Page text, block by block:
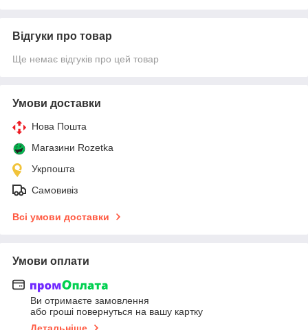
Відгуки про товар
Ще немає відгуків про цей товар
Умови доставки
Нова Пошта
Магазини Rozetka
Укрпошта
Самовивіз
Всі умови доставки
Умови оплати
Ви отримаєте замовлення
або гроші повернуться на вашу картку